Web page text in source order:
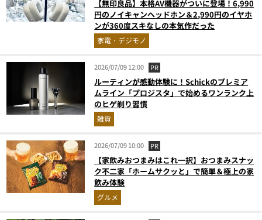
【無印良品】本格AV機器がついに登場！6,990
円のノイキャンヘッドホン＆2,990円のイヤホ
ンが360度スキなしの本気作だった
家電・デジモノ
2026/07/09 12:00 PR
ルーティンが感動体験に！Schickのプレミア
ムライン「プロジスタ」で始めるワンランク上
のヒゲ剃り習慣
雑貨
2026/07/09 10:00 PR
【家飲みおつまみはこれ一択】おつまみスナッ
ク不二家「ホームサクッと」で簡単＆極上の家
飲み体験
グルメ